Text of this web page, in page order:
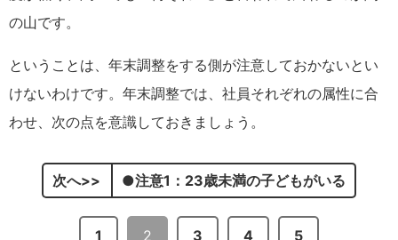
の山です。
ということは、年末調整をする側が注意しておかないとい
けないわけです。年末調整では、社員それぞれの属性に合
わせ、次の点を意識しておきましょう。
次へ ●注意1：23歳未満の子どもがいる
1 2 3 4 5